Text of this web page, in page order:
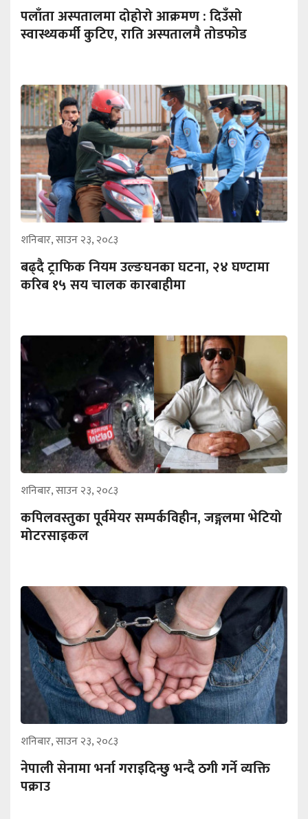
पलाँता अस्पतालमा दोहोरो आक्रमण : दिउँसो
स्वास्थ्यकर्मी कुटिए, राति अस्पतालमै तोडफोड
शनिबार, साउन २३, २०८३
बढ्दै ट्राफिक नियम उल्ङघनका घटना, २४ घण्टामा
करिब १५ सय चालक कारबाहीमा
शनिबार, साउन २३, २०८३
कपिलवस्तुका पूर्वमेयर सम्पर्कविहीन, जङ्गलमा भेटियो
मोटरसाइकल
शनिबार, साउन २३, २०८३
नेपाली सेनामा भर्ना गराइदिन्छु भन्दै ठगी गर्ने व्यक्ति
पक्राउ